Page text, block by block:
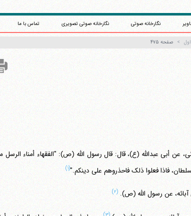
نگارخانه صوتی نگارخانه صوتی تصویری تماس با ما
صفحه ۴۷۵
عن أبی عبدالله (ع)، قال: قال رسول الله (ص): "الفقهاء أمناء الرسل
فاذا فعلوا ذلک فاحذروهم علی دینکم."(۱)
آبائه، عن رسول الله (ص).(۲)